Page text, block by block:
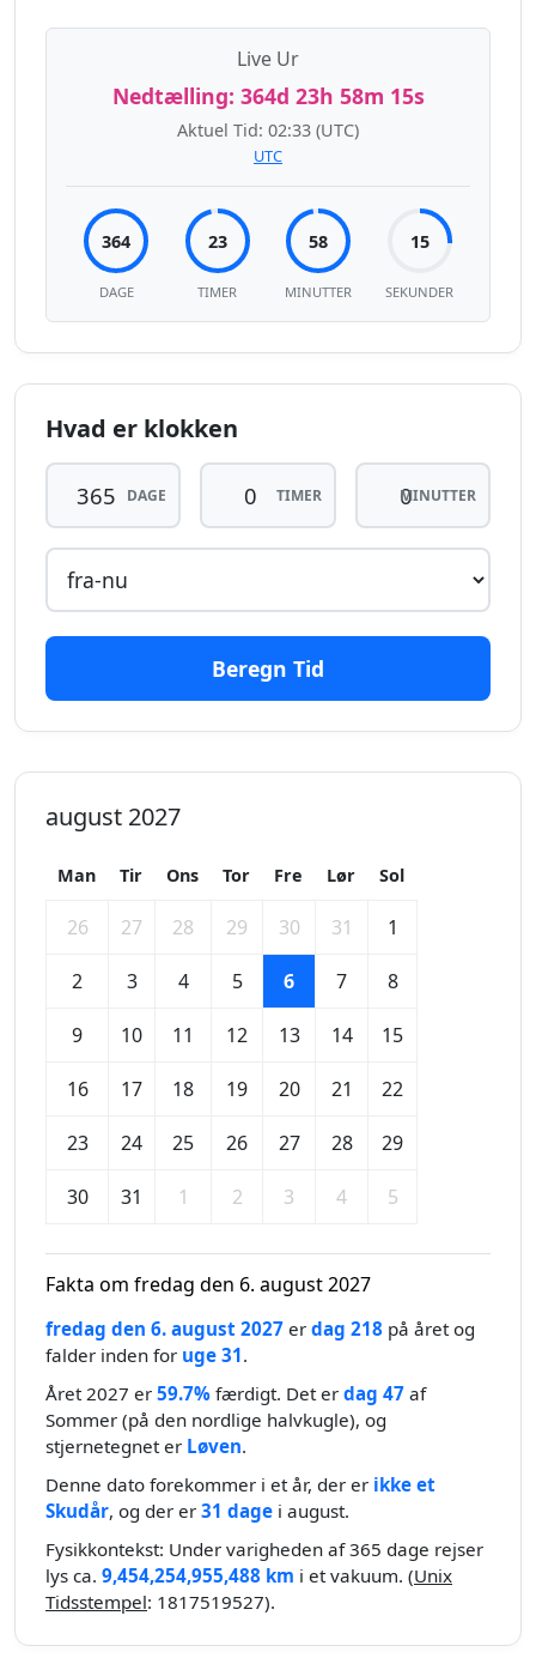
Live Ur
Nedtælling: 364d 23h 58m 15s
Aktuel Tid: 02:33 (UTC)
UTC
364
DAGE
23
TIMER
58
MINUTTER
15
SEKUNDER
Hvad er klokken
DAGE TIMER MINUTTER
Beregn Tid
august 2027
Man Tir Ons Tor Fre Lør Sol
26 27 28 29 30 31 1
2 3 4 5 6 7 8
9 10 11 12 13 14 15
16 17 18 19 20 21 22
23 24 25 26 27 28 29
30 31 1 2 3 4 5
Fakta om fredag den 6. august 2027
fredag den 6. august 2027 er dag 218 på året og
falder inden for uge 31.
Året 2027 er 59.7% færdigt. Det er dag 47 af
Sommer (på den nordlige halvkugle), og
stjernetegnet er Løven.
Denne dato forekommer i et år, der er ikke et
Skudår, og der er 31 dage i august.
Fysikkontekst: Under varigheden af 365 dage rejser
lys ca. 9,454,254,955,488 km i et vakuum. (Unix
Tidsstempel: 1817519527).